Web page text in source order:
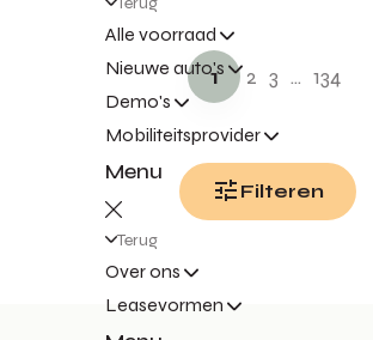
Alle voorraad
Nieuwe auto's
Demo's
Mobiliteitsprovider
Menu
Terug
Over ons
Leasevormen
1 2 3 ... 134
Filteren